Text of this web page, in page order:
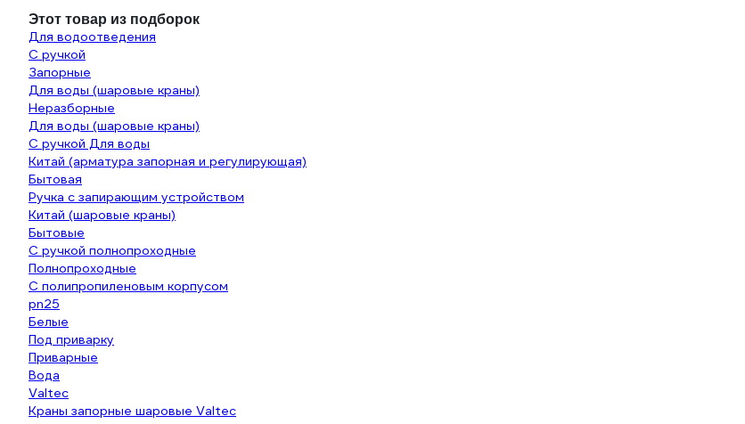
Этот товар из подборок
Для водоотведения
С ручкой
Запорные
Для воды (шаровые краны)
Неразборные
Для воды (шаровые краны)
С ручкой Для воды
Китай (арматура запорная и регулирующая)
Бытовая
Ручка с запирающим устройством
Китай (шаровые краны)
Бытовые
С ручкой полнопроходные
Полнопроходные
С полипропиленовым корпусом
pn25
Белые
Под приварку
Приварные
Вода
Valtec
Краны запорные шаровые Valtec